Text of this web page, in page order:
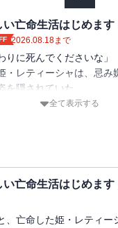
亡命生活はじめま
2026.08.18まで
りに死んでくださいな」
・レティーシャは、忌み
を隠されていた。
雇われた容姿がそっくり
てきて生まれて初めて見
だったが、羨んだリズの
・・・！
ととなったレティーシャ
全て表示する
亡命生活はじめま
、亡命した姫・レティー